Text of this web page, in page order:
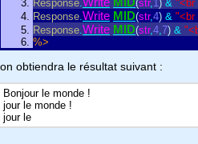
Response. (str,1) & "<br
Response.Write MID(str,4) & "<br
Response.Write MID(str,4,7) &
%>
on obtiendra le résultat suivant :
Bonjour le monde !
jour le monde !
jour le